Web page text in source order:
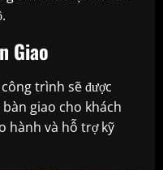
Giao
trình sẽ được
giao cho khách
hành và hỗ trợ kỹ